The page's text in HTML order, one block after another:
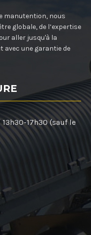
manutention, nous
globale, de l’expertise
aller jusqu'à la
avec une garantie de
17h30 (sauf le